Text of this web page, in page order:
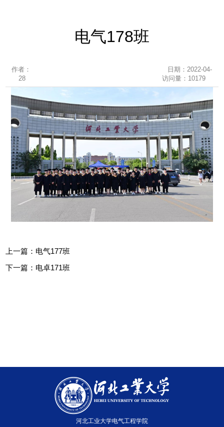
电气178班
作者：
日期：2022-04-
28
访问量： 10179
上一篇： 电气177班
下一篇： 电卓171班
河北工业大学电气工程学院